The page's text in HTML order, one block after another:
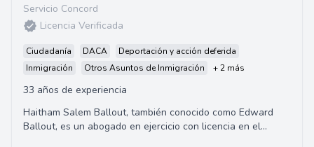
Servicio Concord
Licencia Verificada
Ciudadanía DACA
Deportación y acción deferida
Inmigración
Otros Asuntos de Inmigración + 2 más
33 años de experiencia
Haitham Salem Ballout, también conocido como Edward
Ballout, es un abogado en ejercicio con licencia en el